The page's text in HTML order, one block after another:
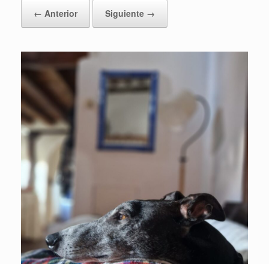
← Anterior
Siguiente →